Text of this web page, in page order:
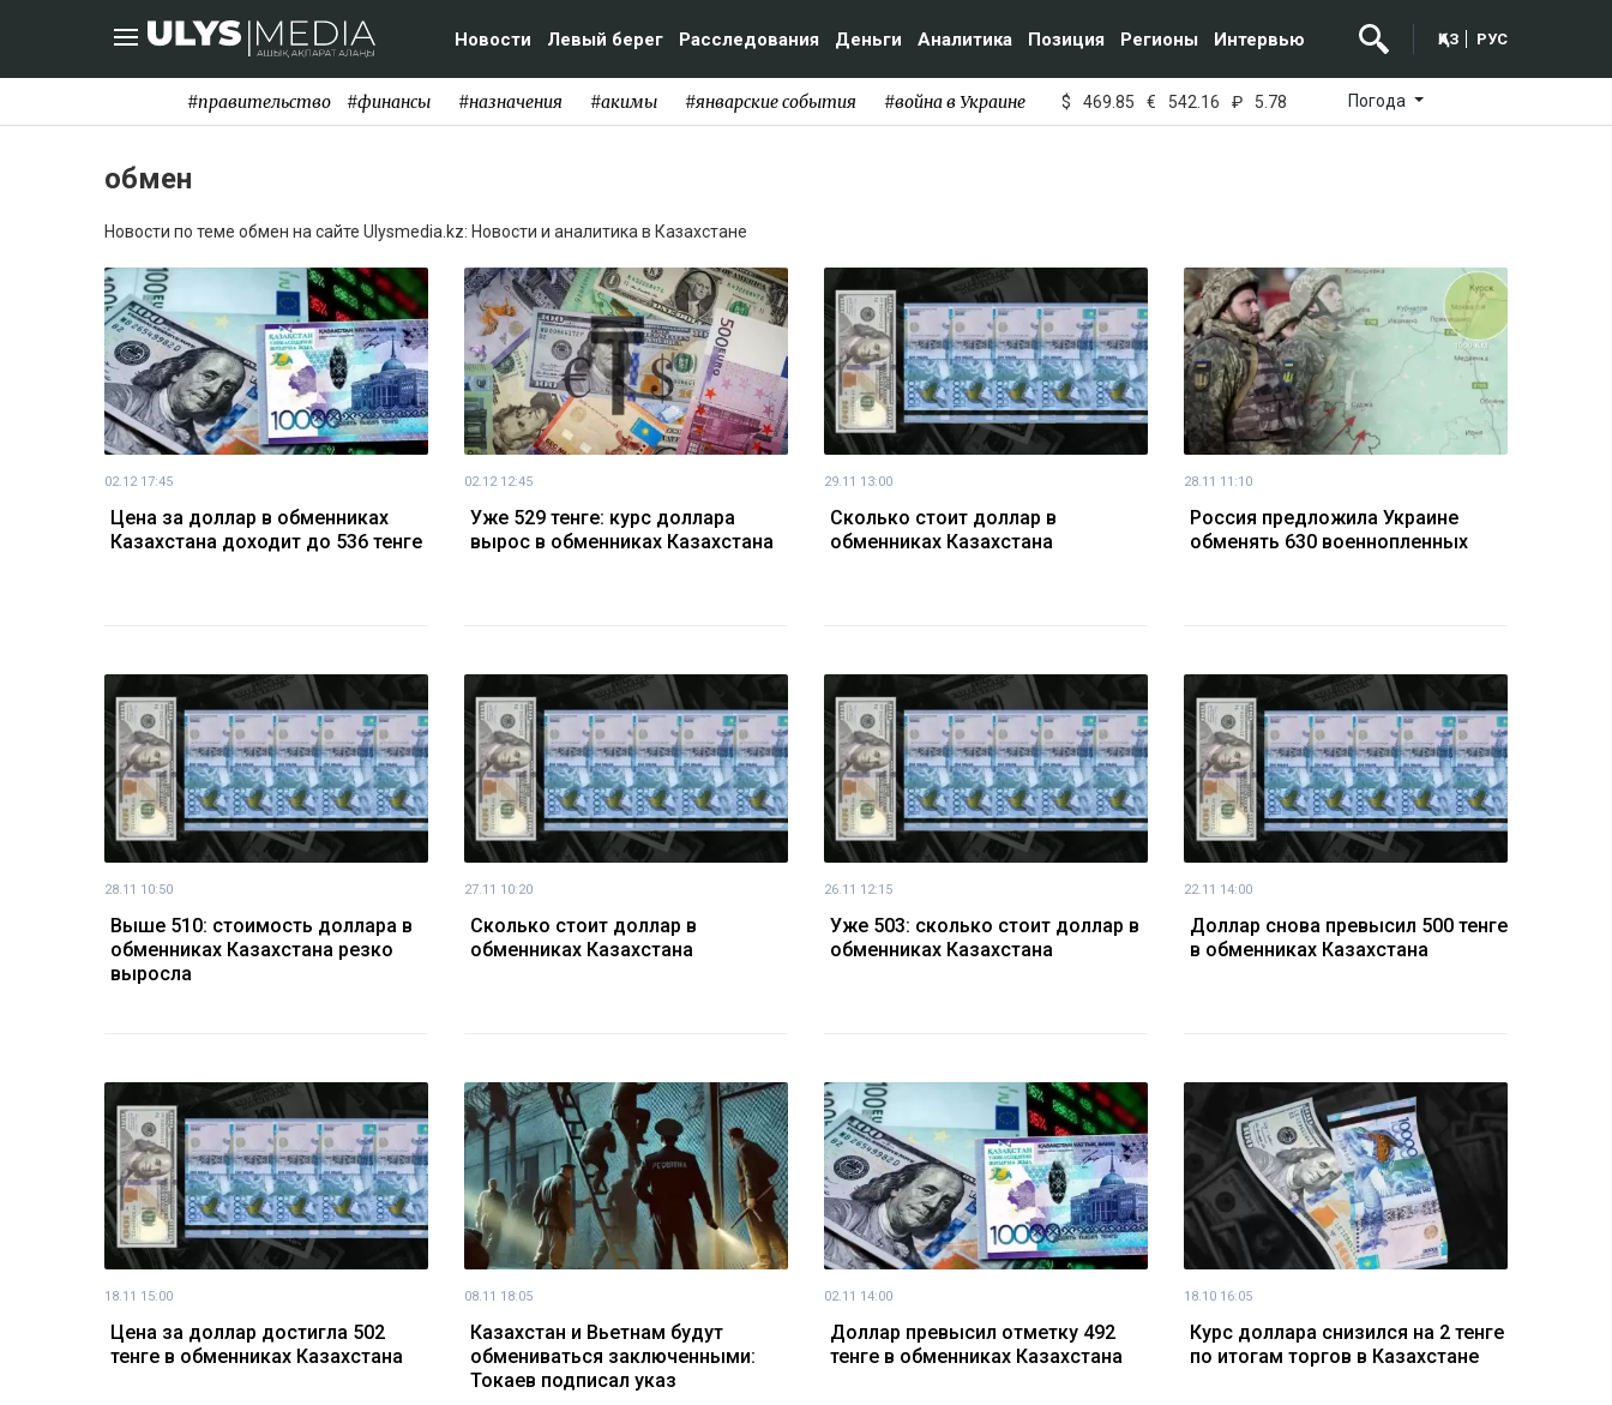
Новости Левый берег Расследования Деньги Аналитика Позиция Регионы Интервью ҚАЗ РУС
#правительство #финансы #назначения #акимы #январские события #война в Украине $ 469.85 € 542.16 ₽ 5.78 Погода
обмен
Новости по теме обмен на сайте Ulysmedia.kz: Новости и аналитика в Казахстане
02.12 17:45
Цена за доллар в обменниках
Казахстана доходит до 536 тенге
02.12 12:45
Уже 529 тенге: курс доллара
вырос в обменниках Казахстана
29.11 13:00
Сколько стоит доллар в
обменниках Казахстана
28.11 11:10
Россия предложила Украине
обменять 630 военнопленных
28.11 10:50
Выше 510: стоимость доллара в
обменниках Казахстана резко
выросла
27.11 10:20
Сколько стоит доллар в
обменниках Казахстана
26.11 12:15
Уже 503: сколько стоит доллар в
обменниках Казахстана
22.11 14:00
Доллар снова превысил 500 тенге
в обменниках Казахстана
18.11 15:00
Цена за доллар достигла 502
тенге в обменниках Казахстана
08.11 18:05
Казахстан и Вьетнам будут
обмениваться заключенными:
Токаев подписал указ
02.11 14:00
Доллар превысил отметку 492
тенге в обменниках Казахстана
18.10 16:05
Курс доллара снизился на 2 тенге
по итогам торгов в Казахстане